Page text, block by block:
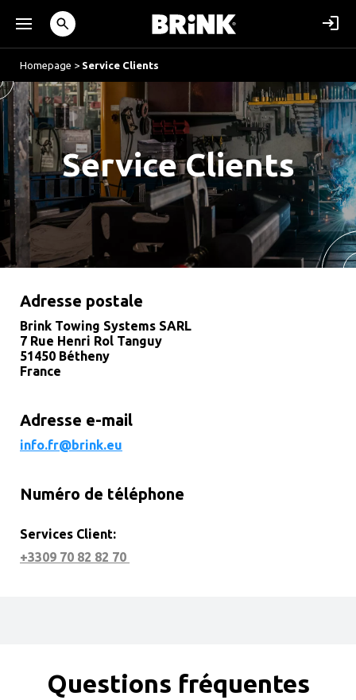
Homepage > Service Clients
Service Clients
Adresse postale
Brink Towing Systems SARL
7 Rue Henri Rol Tanguy
51450 Bétheny
France
Adresse e-mail
info.fr@brink.eu
Numéro de téléphone
Services Client:
+3309 70 82 82 70
Questions fréquentes